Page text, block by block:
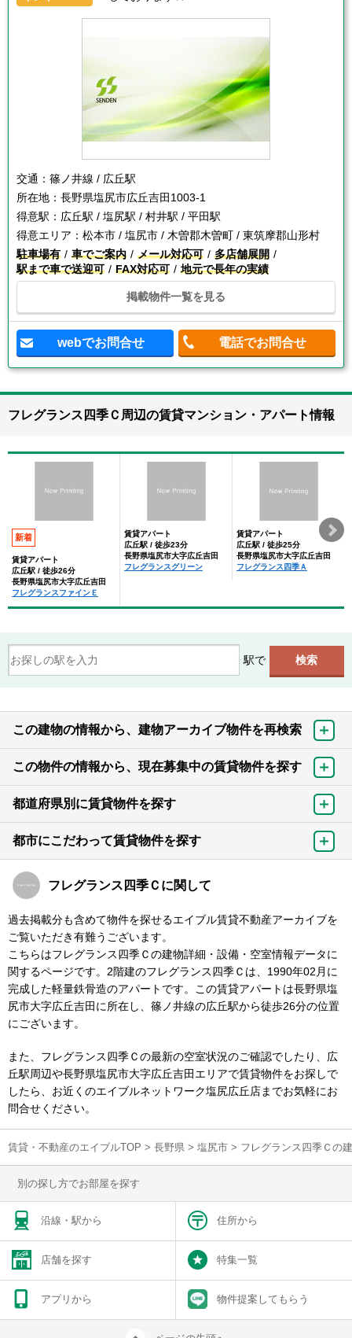
交通： 篠ノ井線 / 広丘駅
所在地： 長野県塩尻市広丘吉田1003-1
得意駅： 広丘駅 / 塩尻駅 / 村井駅 / 平田駅
得意エリア： 松本市 / 塩尻市 / 木曽郡木曽町 / 東筑摩郡山形村
駐車場有
車でご案内 メール対応可
多店舗展開
駅まで車で送迎可
FAX対応可 地元で長年の実績
掲載物件一覧を見る
webでお問合せ 電話でお問合せ
フレグランス四季Ｃ周辺の賃貸マンション・アパート情報
新着
賃貸アパート
広丘駅 / 徒歩26分
長野県塩尻市大字広丘吉田
フレグランスファインＥ
賃貸アパート
広丘駅 / 徒歩23分
長野県塩尻市大字広丘吉田
フレグランスグリーン
賃貸アパート
広丘駅 / 徒歩25分
長野県塩尻市大字広丘吉田
フレグランス四季Ａ
駅で
この建物の情報から、建物アーカイブ物件を再検索
この物件の情報から、現在募集中の賃貸物件を探す
都道府県別に賃貸物件を探す
都市にこだわって賃貸物件を探す
フレグランス四季Ｃに関して
過去掲載分も含めて物件を探せるエイブル賃貸不動産アーカイブを
ご覧いただき有難うございます。
こちらはフレグランス四季Ｃの建物詳細・設備・空室情報データに
関するページです。2階建のフレグランス四季Ｃは、1990年02月に
完成した軽量鉄骨造のアパートです。この賃貸アパートは長野県塩
尻市大字広丘吉田に所在し、篠ノ井線の広丘駅から徒歩26分の位置
にございます。
また、フレグランス四季Ｃの最新の空室状況のご確認でしたり、広
丘駅周辺や長野県塩尻市大字広丘吉田エリアで賃貸物件をお探しで
したら、お近くのエイブルネットワーク塩尻広丘店までお気軽にお
問合せください。
賃貸・不動産のエイブルTOP > 長野県 > 塩尻市 > フレグランス四季Ｃの
別の探し方でお部屋を探す
沿線・駅から 住所から
店舗を探す 特集一覧
アプリから 物件提案してもらう